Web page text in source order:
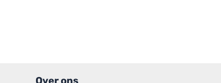
Over ons